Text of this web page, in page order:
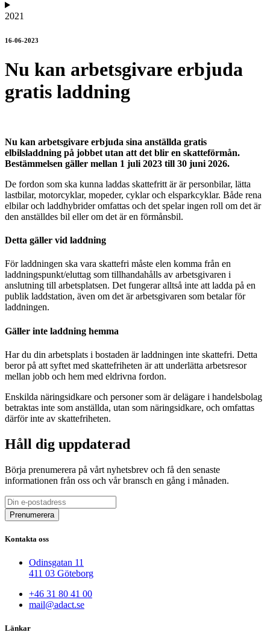
2021
16-06-2023
Nu kan arbetsgivare erbjuda
gratis laddning
Nu kan arbetsgivare erbjuda sina anställda gratis
elbilsladdning på jobbet utan att det blir en skatteförmån.
Bestämmelsen gäller mellan 1 juli 2023 till 30 juni 2026.
De fordon som ska kunna laddas skattefritt är är personbilar, lätta
lastbilar, motorcyklar, mopeder, cyklar och elsparkcyklar. Både rena
elbilar och laddhybrider omfattas och det spelar ingen roll om det är
den anställdes bil eller om det är en förmånsbil.
Detta gäller vid laddning
För laddningen ska vara skattefri måste elen komma från en
laddningspunkt/eluttag som tillhandahålls av arbetsgivaren i
anslutning till arbetsplatsen. Det fungerar alltså inte att ladda på en
publik laddstation, även om det är arbetsgivaren som betalar för
laddningen.
Gäller inte laddning hemma
Har du din arbetsplats i bostaden är laddningen inte skattefri. Detta
beror på att syftet med skattefriheten är att underlätta arbetsresor
mellan jobb och hem med eldrivna fordon.
Enskilda näringsidkare och personer som är delägare i handelsbolag
betraktas inte som anställda, utan som näringsidkare, och omfattas
därför inte av skattefriheten.
Håll dig uppdaterad
Börja prenumerera på vårt nyhetsbrev och få den senaste
informationen från oss och vår bransch en gång i månaden.
Kontakta oss
Odinsgatan 11
411 03 Göteborg
+46 31 80 41 00
mail@adact.se
Länkar